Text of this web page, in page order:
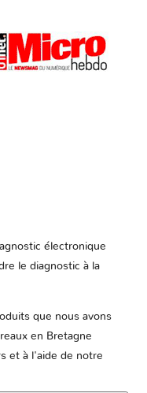
électronique
le diagnostic à la
que nous avons
en Bretagne
et à l'aide de notre